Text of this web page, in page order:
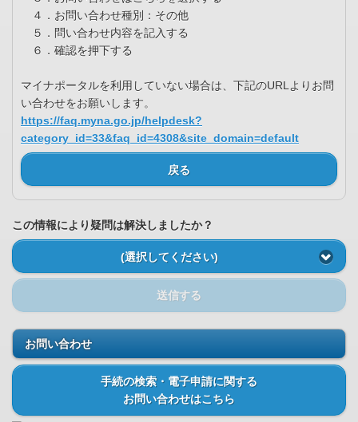
４．お問い合わせ種別：その他
５．問い合わせ内容を記入する
６．確認を押下する
マイナポータルを利用していない場合は、下記のURLよりお問
い合わせをお願いします。
https://faq.myna.go.jp/helpdesk?
category_id=33&faq_id=4308&site_domain=default
戻る
この情報により疑問は解決しましたか？
(選択してください)
送信する
お問い合わせ
手続の検索・電子申請に関する
お問い合わせはこちら